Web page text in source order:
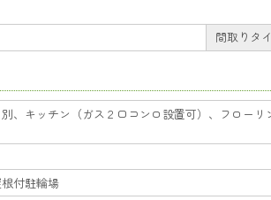
間取りタ
、キッチン（ガス２口コンロ設置可）、フロー
付駐輪場